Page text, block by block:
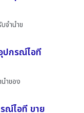
จำนำข
ปกรณ์ไอที
ำของ
ณ์ไอที ขาย